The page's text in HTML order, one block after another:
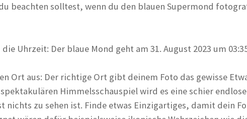
beachten solltest, wenn du den blauen Supermond
Uhrzeit: Der blaue Mond geht am 31. August 2023 um
Ort aus: Der richtige Ort gibt deinem Foto das gewisse
Himmelsschauspiel wird es eine schier
nichts zu sehen ist. Finde etwas Einzigartiges, damit dein